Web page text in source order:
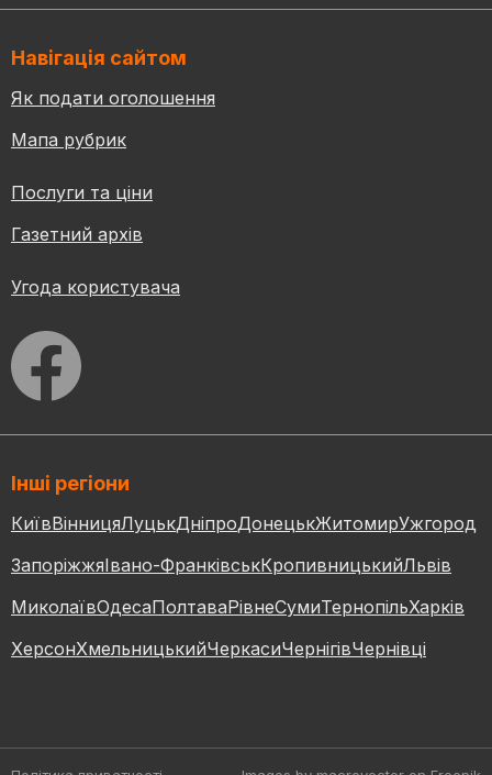
Навігація сайтом
Як подати оголошення
Мапа рубрик
Послуги та ціни
Газетний архів
Угода користувача
Інші регіони
КиївВінницяЛуцькДніпроДонецькЖитомирУжгород
ЗапоріжжяІвано-ФранківськКропивницькийЛьвів
МиколаївОдесаПолтаваРівнеСумиТернопільХарків
ХерсонХмельницькийЧеркасиЧернігівЧернівці